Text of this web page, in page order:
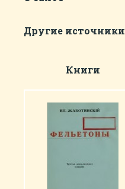
Другие источники
Книги